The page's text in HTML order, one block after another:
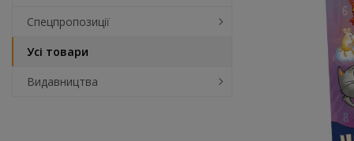
Спецпропозиції
Усі товари
Видавництва